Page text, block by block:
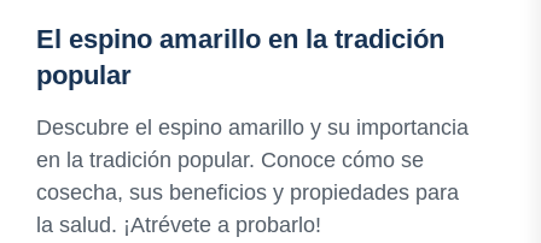
El espino amarillo en la tradición
popular
Descubre el espino amarillo y su importancia
en la tradición popular. Conoce cómo se
cosecha, sus beneficios y propiedades para
la salud. ¡Atrévete a probarlo!